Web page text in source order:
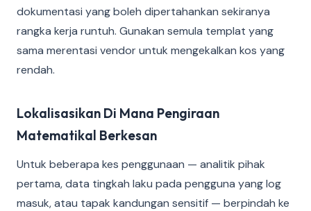
dokumentasi yang boleh dipertahankan sekiranya
rangka kerja runtuh. Gunakan semula templat yang
sama merentasi vendor untuk mengekalkan kos yang
rendah.
Lokalisasikan Di Mana Pengiraan
Matematikal Berkesan
Untuk beberapa kes penggunaan — analitik pihak
pertama, data tingkah laku pada pengguna yang log
masuk, atau tapak kandungan sensitif — berpindah ke